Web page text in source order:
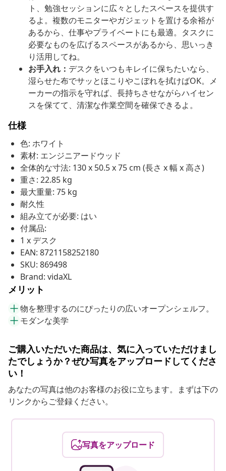
ト、勉強セッションに広々としたスペースを提供す
るよ。複数のモニターやガジェットを置ける余裕が
あるから、仕事やプライベートにも最適。タスクに
必要なものを広げるスペースがあるから、思いっき
り活用してね。
お手入れ： デスクをいつもキレイに保ちたいなら、
湿らせた布でサッとほこりやこぼれを拭けばOK。メ
ーカーの指示を守れば、長持ちさせながらハイセン
スを保てて、清潔な作業空間を確保できるよ。
仕様
色: ホワイト
素材: エンジニアードウッド
全体的な寸法: 130 x 50.5 x 75 cm (長さ x 幅 x 高さ)
重さ: 22.85 kg
最大重量: 75 kg
耐久性
組み立てが必要: はい
付属品:
1 x デスク
EAN: 8721158252180
SKU: 869498
Brand: vidaXL
メリット
物を整理するのにぴったりの広いオープンシェルフ。
モダンな美学
ご購入いただいた商品は、気に入っていただけまし
たでしょうか？ぜひ写真をアップロードしてくださ
い！
あなたの写真は他のお客様のお役に立ちます。まずは下の
リンクからご登録ください。
写真をアップロード